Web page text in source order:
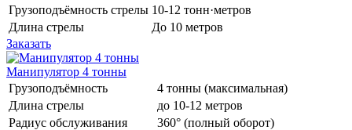
Грузоподъёмность стрелы 10-12 тонн·метров
Длина стрелы
До 10 метров
Заказать
Манипулятор 4 тонны
Грузоподъёмность
4 тонны (максимальная)
Длина стрелы
до 10-12 метров
Радиус обслуживания
360° (полный оборот)